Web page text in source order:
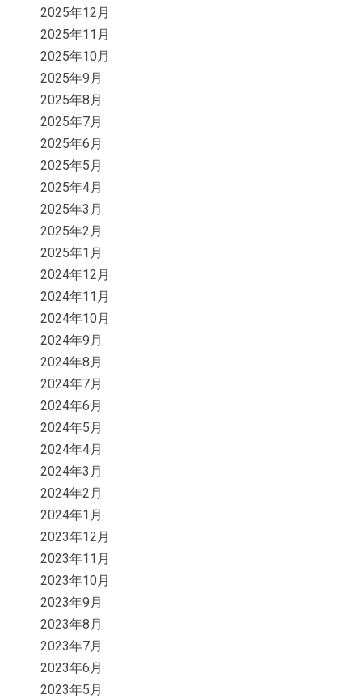
2025年12月
2025年11月
2025年10月
2025年9月
2025年8月
2025年7月
2025年6月
2025年5月
2025年4月
2025年3月
2025年2月
2025年1月
2024年12月
2024年11月
2024年10月
2024年9月
2024年8月
2024年7月
2024年6月
2024年5月
2024年4月
2024年3月
2024年2月
2024年1月
2023年12月
2023年11月
2023年10月
2023年9月
2023年8月
2023年7月
2023年6月
2023年5月